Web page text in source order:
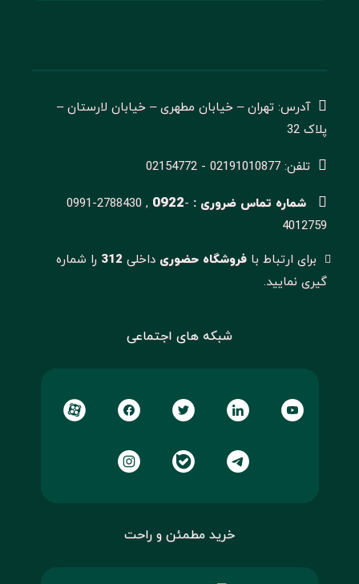
آدرس: تهران – خیابان مطهری – خیابان لارستان –
پلاک 32
تلفن: 02191010877 - 02154772
شماره تماس ضروری : 0991-2788430 , 0922-
4012759
برای ارتباط با فروشگاه حضوریداخلی 312 را شماره
گیری نمایید.
شبکه های اجتماعی
خرید مطمئن و راحت